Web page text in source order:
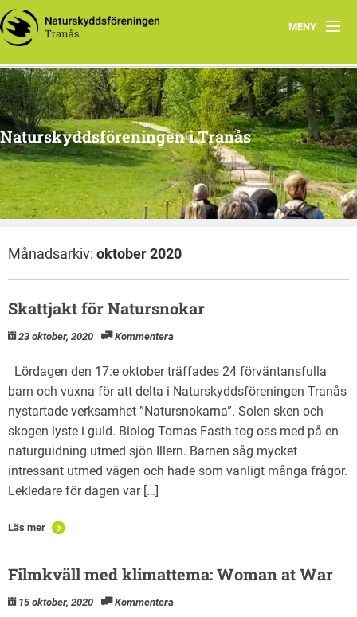
MENY
Hem
Om oss
Arkiv
Projekt
Naturskyddsföreningen i Tranås
Månadsarkiv: oktober 2020
Skattjakt för Natursnokar
23 oktober, 2020 Kommentera
Lördagen den 17:e oktober träffades 24 förväntansfulla
barn och vuxna för att delta i Naturskyddsföreningen Tranås
nystartade verksamhet ”Natursnokarna”. Solen sken och
skogen lyste i guld. Biolog Tomas Fasth tog oss med på en
naturguidning utmed sjön Illern. Barnen såg mycket
intressant utmed vägen och hade som vanligt många frågor.
Lekledare för dagen var […]
Läs mer
Filmkväll med klimattema: Woman at War
15 oktober, 2020 Kommentera